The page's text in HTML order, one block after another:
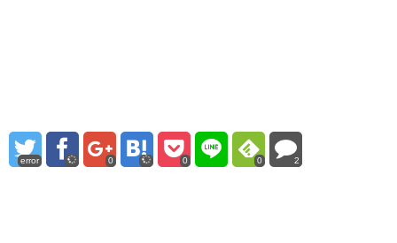
error 0 0 0 2